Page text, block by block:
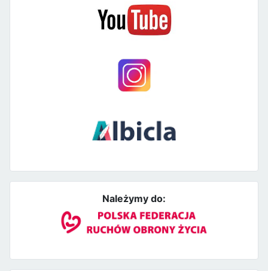
Należymy do: